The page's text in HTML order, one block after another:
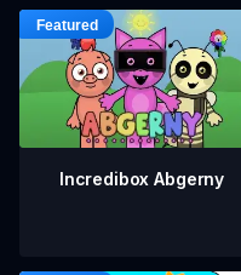
Incredibox Abgerny